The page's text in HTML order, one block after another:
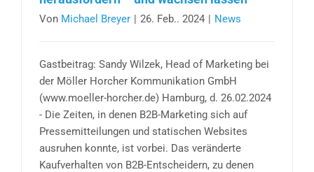
Von Michael Breyer | 26. Feb.. 2024 | News
Gastbeitrag: Sandy Wilzek, Head of Marketing bei
der Möller Horcher Kommunikation GmbH
(www.moeller-horcher.de) Hamburg, d. 26.02.2024
- Die Zeiten, in denen B2B-Marketing sich auf
Pressemitteilungen und statischen Websites
ausruhen konnte, ist vorbei. Das veränderte
Kaufverhalten von B2B-Entscheidern, zu denen